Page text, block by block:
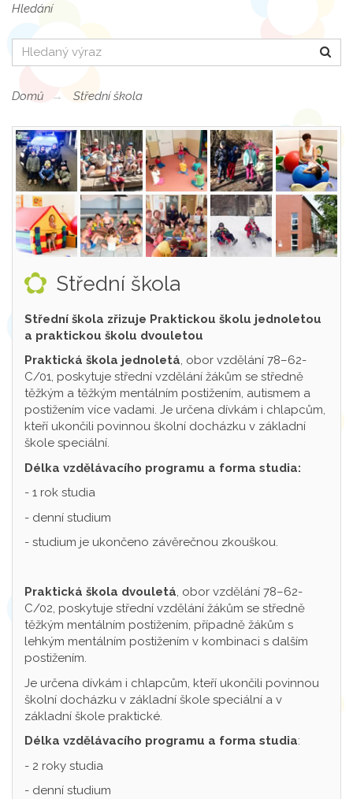
Hledání
Hledat
Domů Střední škola
Střední škola
Střední škola zřizuje Praktickou školu jednoletou
a praktickou školu dvouletou
Praktická škola jednoletá, obor vzdělání 78–62-
C/01, poskytuje střední vzdělání žákům se středně
těžkým a těžkým mentálním postižením, autismem a
postižením více vadami. Je určena dívkám i chlapcům,
kteří ukončili povinnou školní docházku v základní
škole speciální.
Délka vzdělávacího programu a forma studia:
- 1 rok studia
- denní studium
- studium je ukončeno závěrečnou zkouškou.
Praktická škola dvouletá, obor vzdělání 78–62-
C/02, poskytuje střední vzdělání žákům se středně
těžkým mentálním postižením, případně žákům s
lehkým mentálním postižením v kombinaci s dalším
postižením.
Je určena dívkám i chlapcům, kteří ukončili povinnou
školní docházku v základní škole speciální a v
základní škole praktické.
Délka vzdělávacího programu a forma studia:
- 2 roky studia
- denní studium